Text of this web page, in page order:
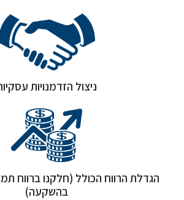
ניצול הזדמנויות
הגדלת הרווח הכולל (חלקנו ברווח
בהשקעה)